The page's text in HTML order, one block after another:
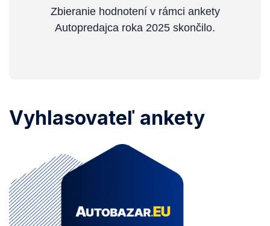
Zbieranie hodnotení v rámci ankety
Autopredajca roka 2025 skončilo.
Vyhlasovateľ ankety